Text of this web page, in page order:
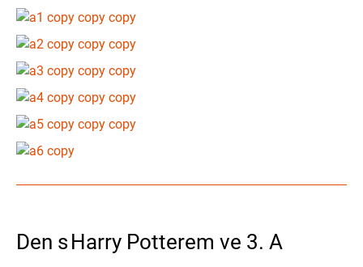
Den s Harry Potterem ve 3. A